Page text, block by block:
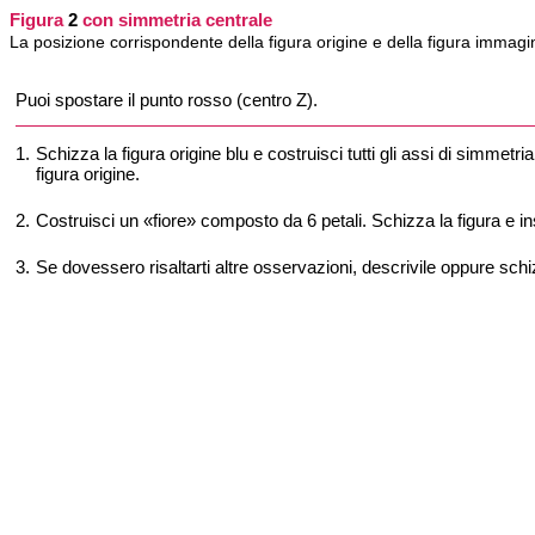
Figura2 con simmetria centrale
La posizione corrispondente della figura origine e della figura
Puoi spostare il punto rosso (centro Z).
1. Schizza la figura origine blu e costruisci tutti gli assi di
figura origine.
2. Costruisci un «fiore» composto da 6 petali. Schizza la figura e
3. Se dovessero risaltarti altre osservazioni, descrivile oppure